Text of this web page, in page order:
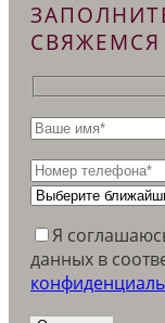
Я
данных в